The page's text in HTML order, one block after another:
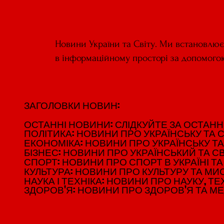
Новини України та Світу. Ми
в інформаційному просторі за
ЗАГОЛОВКИ НОВИН:
ОСТАННІ НОВИНИ: СЛІДКУЙТЕ ЗА
ПОЛІТИКА: НОВИНИ ПРО УКРАЇНСЬКУ ТА
ЕКОНОМІКА: НОВИНИ ПРО УКРАЇНСЬКУ
БІЗНЕС: НОВИНИ ПРО УКРАЇНСЬКИЙ ТА
СПОРТ: НОВИНИ ПРО СПОРТ В УКРАЇНІ ТА
КУЛЬТУРА: НОВИНИ ПРО КУЛЬТУРУ ТА
НАУКА І ТЕХНІКА: НОВИНИ ПРО НАУКУ,
ЗДОРОВ'Я: НОВИНИ ПРО ЗДОРОВ'Я ТА
ЗАГОЛОВКИ НОВИН:
ОСТАННІ НОВИНИ: СЛІДКУЙТЕ ЗА
ПОЛІТИКА: НОВИНИ ПРО УКРАЇНСЬКУ ТА
ЕКОНОМІКА: НОВИНИ ПРО УКРАЇНСЬКУ
БІЗНЕС: НОВИНИ ПРО УКРАЇНСЬКИЙ ТА
СПОРТ: НОВИНИ ПРО СПОРТ В УКРАЇНІ ТА
КУЛЬТУРА: НОВИНИ ПРО КУЛЬТУРУ ТА
НАУКА І ТЕХНІКА: НОВИНИ ПРО НАУКУ,
ЗДОРОВ'Я: НОВИНИ ПРО ЗДОРОВ'Я ТА